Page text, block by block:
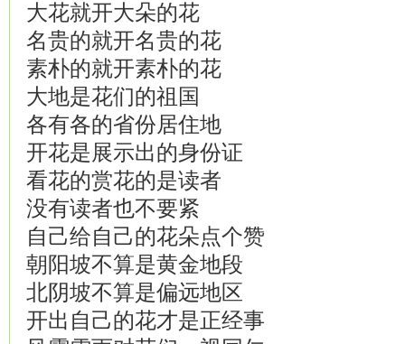
大花就开大朵的花
名贵的就开名贵的花
素朴的就开素朴的花
大地是花们的祖国
各有各的省份居住地
开花是展示出的身份证
看花的赏花的是读者
没有读者也不要紧
自己给自己的花朵点个赞
朝阳坡不算是黄金地段
北阴坡不算是偏远地区
开出自己的花才是正经事